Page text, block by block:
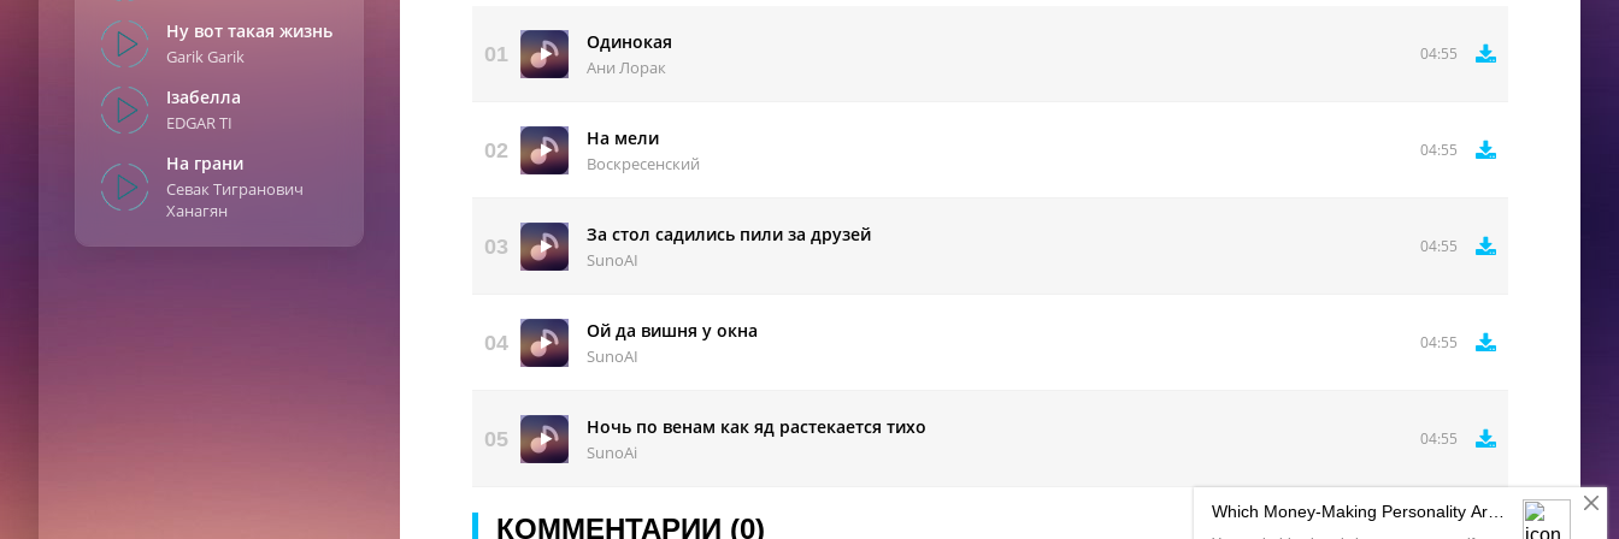
Ну вот такая жизнь
Garik Garik
Ізабелла
EDGAR TI
На грани
Севак Тигранович
Ханагян
01
Одинокая
Ани Лорак
04:55
02
На мели
Воскресенский
04:55
03
За стол садились пили за друзей
SunoAI
04:55
04
Ой да вишня у окна
SunoAI
04:55
05
Ночь по венам как яд растекается тихо
SunoAi
04:55
КОММЕНТАРИИ (0) Комментировать